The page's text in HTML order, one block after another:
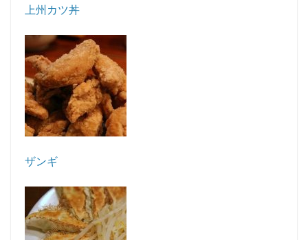
上州カツ丼
ザンギ